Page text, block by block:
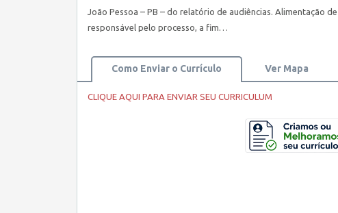
João Pessoa – PB – do relatório de audiências. Alimentação
responsável pelo processo, a fim…
Como Enviar o Currículo Ver Mapa
CLIQUE AQUI PARA ENVIAR SEU CURRICULUM